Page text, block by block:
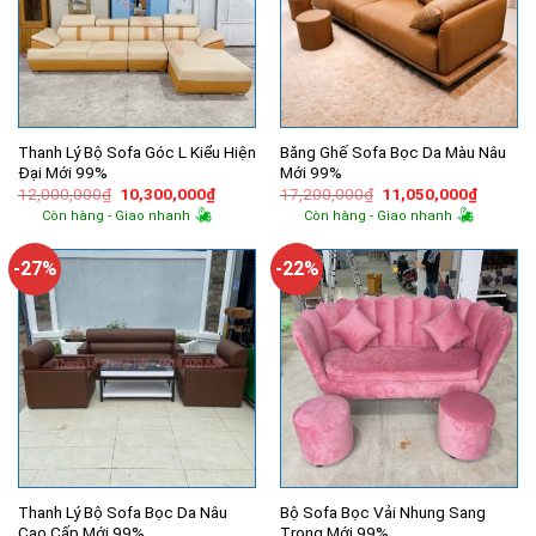
Thanh Lý Bộ Sofa Góc L Kiểu Hiện
Đại Mới 99%
12,000,000₫ Giá
gốc
là:
10,300,000₫Giá
hiện
10,300,000₫.
Còn hàng - Giao nhanh
Băng Ghế Sofa Bọc Da Màu Nâu
Mới 99%
17,200,000₫ Giá
gốc
là:
11,050,000₫Giá
hiện
Còn hàng - Giao nhanh
-27%
Thanh Lý Bộ Sofa Bọc Da Nâu
Cao Cấp Mới 99%
-22%
Bộ Sofa Bọc Vải Nhung Sang
Trọng Mới 99%